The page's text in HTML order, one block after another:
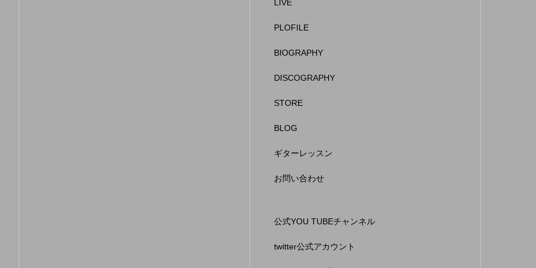
LIVE
PLOFILE
BIOGRAPHY
DISCOGRAPHY
STORE
BLOG
ギターレッスン
お問い合わせ
公式YOU TUBEチャンネル
twitter公式アカウント